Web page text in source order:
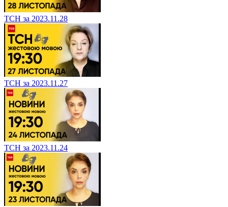
ТСН за 2023.11.28
ТСН за 2023.11.27
ТСН за 2023.11.24